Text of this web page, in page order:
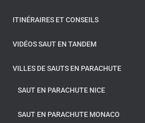
ITINÉRAIRES ET CONSEILS
VIDÉOS SAUT EN TANDEM
VILLES DE SAUTS EN PARACHUTE
SAUT EN PARACHUTE NICE
SAUT EN PARACHUTE MONACO